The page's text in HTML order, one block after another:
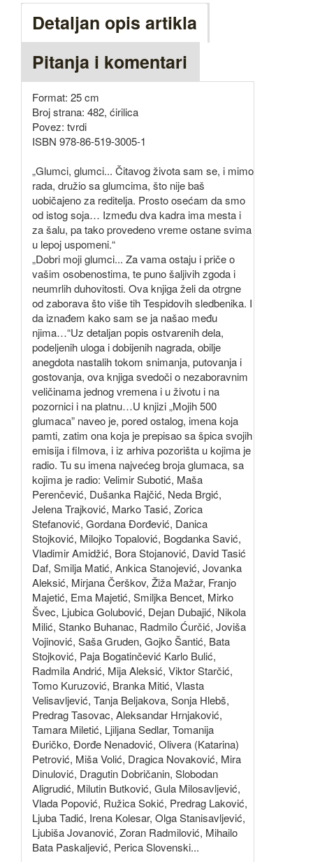
Detaljan opis artikla
Pitanja i komentari
Format: 25 cm
Broj strana: 482, ćirilica
Povez: tvrdi
ISBN 978-86-519-3005-1
„Glumci, glumci... Čitavog života sam se, i mimo
rada, družio sa glumcima, što nije baš
uobičajeno za reditelja. Prosto osećam da smo
od istog soja… Između dva kadra ima mesta i
za šalu, pa tako provedeno vreme ostane svima
u lepoj uspomeni.“
„Dobri moji glumci... Za vama ostaju i priče o
vašim osobenostima, te puno šaljivih zgoda i
neumrlih duhovitosti. Ova knjiga želi da otrgne
od zaborava što više tih Tespidovih sledbenika. I
da iznađem kako sam se ja našao među
njima…“Uz detaljan popis ostvarenih dela,
podeljenih uloga i dobijenih nagrada, obilje
anegdota nastalih tokom snimanja, putovanja i
gostovanja, ova knjiga svedoči o nezaboravnim
veličinama jednog vremena i u životu i na
pozornici i na platnu…U knjizi „Mojih 500
glumaca” naveo je, pored ostalog, imena koja
pamti, zatim ona koja je prepisao sa špica svojih
emisija i filmova, i iz arhiva pozorišta u kojima je
radio. Tu su imena najvećeg broja glumaca, sa
kojima je radio: Velimir Subotić, Maša
Perenčević, Dušanka Rajčić, Neda Brgić,
Jelena Trajković, Marko Tasić, Zorica
Stefanović, Gordana Đorđević, Danica
Stojković, Milojko Topalović, Bogdanka Savić,
Vladimir Amidžić, Bora Stojanović, David Tasić
Daf, Smilja Matić, Ankica Stanojević, Jovanka
Aleksić, Mirjana Čerškov, Žiža Mažar, Franjo
Majetić, Ema Majetić, Smiljka Bencet, Mirko
Švec, Ljubica Golubović, Dejan Dubajić, Nikola
Milić, Stanko Buhanac, Radmilo Ćurčić, Joviša
Vojinović, Saša Gruden, Gojko Šantić, Bata
Stojković, Paja Bogatinčević Karlo Bulić,
Radmila Andrić, Mija Aleksić, Viktor Starčić,
Tomo Kuruzović, Branka Mitić, Vlasta
Velisavljević, Tanja Beljakova, Sonja Hlebš,
Predrag Tasovac, Aleksandar Hrnjaković,
Tamara Miletić, Ljiljana Sedlar, Tomanija
Đuričko, Đorđe Nenadović, Olivera (Katarina)
Petrović, Miša Volić, Dragica Novaković, Mira
Dinulović, Dragutin Dobričanin, Slobodan
Aligrudić, Milutin Butković, Gula Milosavljević,
Vlada Popović, Ružica Sokić, Predrag Laković,
Ljuba Tadić, Irena Kolesar, Olga Stanisavljević,
Ljubiša Jovanović, Zoran Radmilović, Mihailo
Bata Paskaljević, Perica Slovenski...